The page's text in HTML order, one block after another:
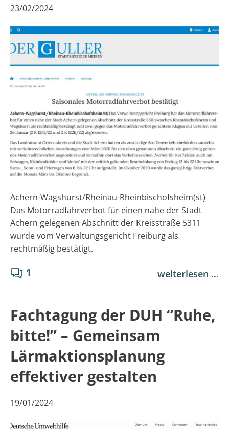
23/02/2024
Achern-Wagshurst/Rheinau-Rheinbischofsheim(st)
Das Motorradfahrverbot für einen nahe der Stadt
Achern gelegenen Abschnitt der Kreisstraße 5311
wurde vom Verwaltungsgericht Freiburg als
rechtmäßig bestätigt.
1 weiterlesen ...
Fachtagung der DUH “Ruhe,
bitte!” – Gemeinsam
Lärmaktionsplanung
effektiver gestalten
19/01/2024